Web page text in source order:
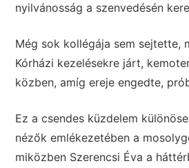
nyilvánosság a szenvedésén
Még sok kollégája sem sejtette,
Kórházi kezelésekre járt,
közben, amíg ereje engedte,
Ez a csendes küzdelem
nézők emlékezetében a
miközben Szerencsi Éva a